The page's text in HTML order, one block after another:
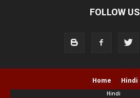
FOLLOW US
Home Hindi
Hindi